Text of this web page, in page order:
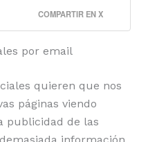
COMPARTIR EN X
por email
quieren que nos
páginas viendo
publicidad de las
información